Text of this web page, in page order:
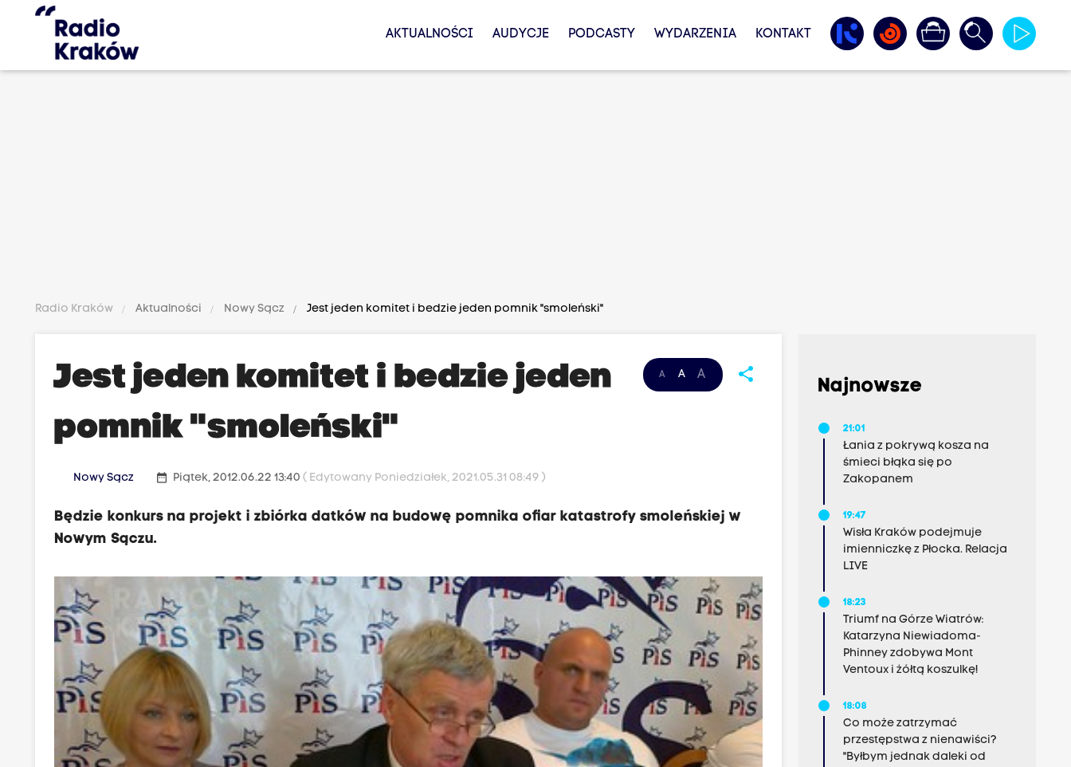
AKTUALNOŚCI AUDYCJE PODCASTY WYDARZENIA KONTAKT
Radio Kraków Aktualności Nowy Sącz Jest jeden komitet i bedzie jeden pomnik "smoleński"
A A A share
Jest jeden komitet i bedzie jeden
pomnik "smoleński"
Nowy Sącz date_range Piątek, 2012.06.22 13:40( Edytowany Poniedziałek, 2021.05.31 08:49 )
Będzie konkurs na projekt i zbiórka datków na budowę pomnika ofiar katastrofy smoleńskiej w
Nowym Sączu.
Najnowsze
21:01
Łania z pokrywą kosza na
śmieci błąka się po
Zakopanem
19:47
Wisła Kraków podejmuje
imienniczkę z Płocka. Relacja
LIVE
18:23
Triumf na Górze Wiatrów:
Katarzyna Niewiadoma-
Phinney zdobywa Mont
Ventoux i żółtą koszulkę!
18:08
Co może zatrzymać
przestępstwa z nienawiści?
"Byłbym jednak daleki od